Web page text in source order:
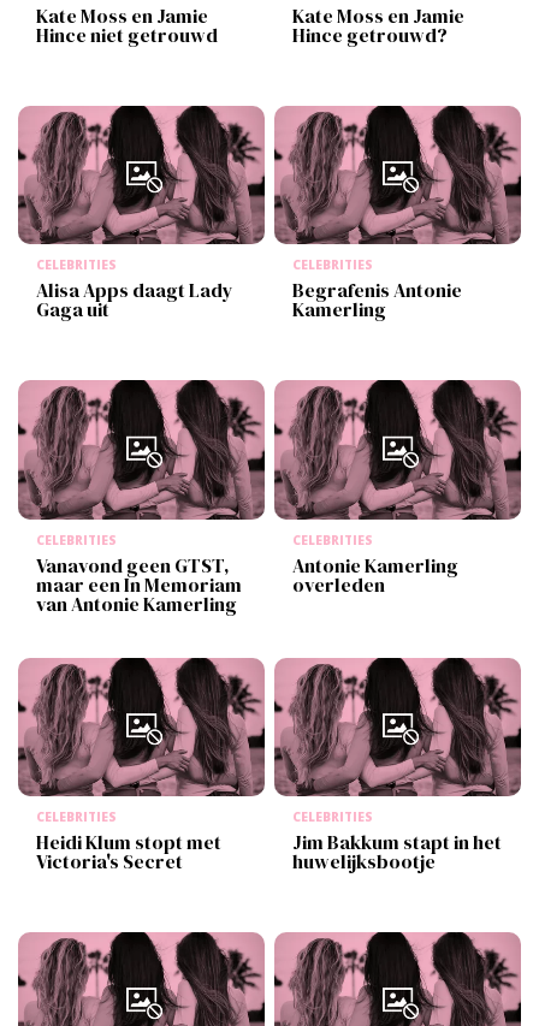
Kate Moss en Jamie
Hince niet getrouwd
Kate Moss en Jamie
Hince getrouwd?
CELEBRITIES
Alisa Apps daagt Lady
Gaga uit
CELEBRITIES
Begrafenis Antonie
Kamerling
CELEBRITIES
Vanavond geen GTST,
maar een In Memoriam
van Antonie Kamerling
CELEBRITIES
Antonie Kamerling
overleden
CELEBRITIES
Heidi Klum stopt met
Victoria's Secret
CELEBRITIES
Jim Bakkum stapt in het
huwelijksbootje